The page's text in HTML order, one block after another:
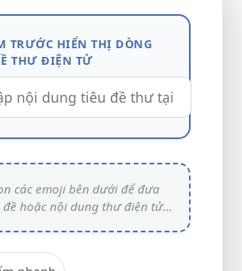
TRƯỚC HIỂN THỊ DÒNG
THƯ ĐIỆN TỬ